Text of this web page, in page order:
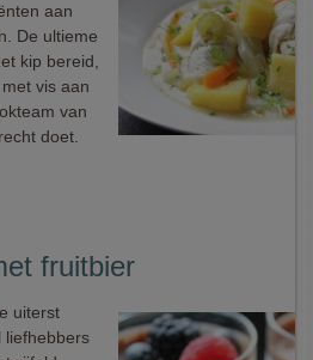
aan
De ultieme
kip bereid,
vis aan
van
doet.
fruitbier
uiterst
liefhebbers